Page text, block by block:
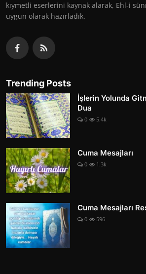
kıymetli eserlerini kaynak alarak, Ehl-i
uygun olarak hazırladık.
Trending Posts
İşlerin Yolunda
Dua
0 5.4k
Cuma Mesajları
0 1.3k
Cuma Mesajları
0 596